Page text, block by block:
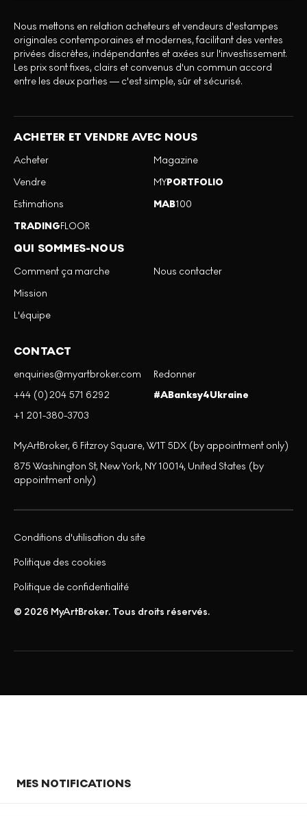
Nous mettons en relation acheteurs et vendeurs d'estampes
originales contemporaines et modernes, facilitant des ventes
privées discrètes, indépendantes et axées sur l'investissement.
Les prix sont fixes, clairs et convenus d'un commun accord
entre les deux parties — c'est simple, sûr et sécurisé.
ACHETER ET VENDRE AVEC NOUS
Acheter
Vendre
Estimations
TRADINGFLOOR
Magazine
MYPORTFOLIO
MAB100
QUI SOMMES-NOUS
Comment ça marche
Mission
L'équipe
Nous contacter
CONTACT
enquiries@myartbroker.com
+44 (0)204 571 6292
+1 201-380-3703
Redonner
#ABanksy4Ukraine
MyArtBroker, 6 Fitzroy Square, W1T 5DX (by appointment only)
875 Washington St, New York, NY 10014, United States (by
appointment only)
© 2026 MyArtBroker. Tous droits réservés.
Politique de confidentialité
Politique des cookies
Conditions d'utilisation du site
MES NOTIFICATIONS